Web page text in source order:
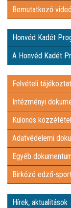
Bemutatkozó
Honvéd Kadét
A Honvéd Kadét
Felvételi
Intézményi
Különös
Adatvédelemi
Egyéb
Birkózó edző-
Hírek, aktualitások